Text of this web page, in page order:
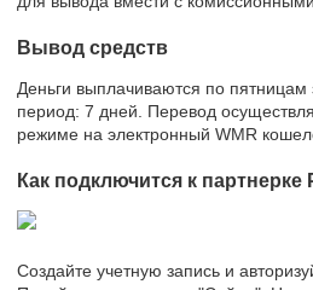
Вывод средств
Деньги выплачиваются по
период: 7 дней. Перевод
режиме на электронный WMR
Как подключится к партнерке
Создайте учетную запись и